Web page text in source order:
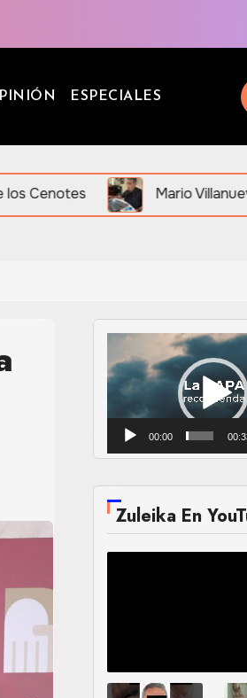
ESPECIALES
Mario Villanueva aclara su
Reproductor
de
vídeo
00:00
Zuleika En